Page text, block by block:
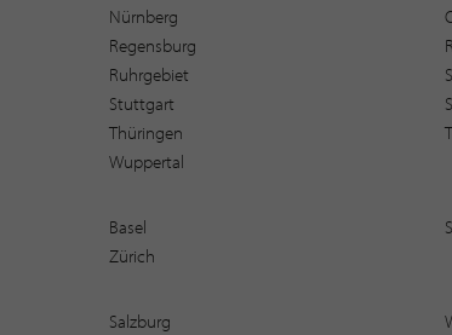
Nürnberg
Regensburg
Ruhrgebiet
Stuttgart
Thüringen
Wuppertal
Basel
Zürich
Salzburg